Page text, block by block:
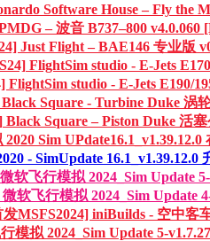
Software House – Fly the
– 波音 B737–800 v4.0.060
Just Flight – BAE146 专业版
FlightSim studio - E-Jets
FlightSim studio - E-Jets E190/
Square - Turbine Duke 涡
Black Square – Piston Duke 活
Sim
- SimUpdate 16.1_v1.39.12.0
软飞行模拟 2024_Sim Update
软飞行模拟 2024_Sim Update
发MSFS2024] iniBuilds - 空中客
模拟 2024_Sim Update 5-